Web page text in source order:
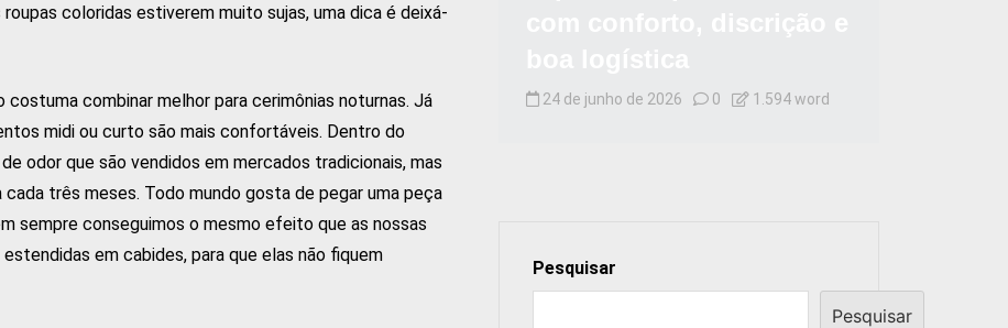
coloridas estiverem muito sujas, uma dica é deixá-
combinar melhor para cerimônias noturnas. Já
midi ou curto são mais confortáveis. Dentro do
odor que são vendidos em mercados tradicionais, mas
cada três meses. Todo mundo gosta de pegar uma peça
sempre conseguimos o mesmo efeito que as nossas
em cabides, para que elas não fiquem
24 de junho de 2026 0 1.594 word
Pesquisar
Pesquisar